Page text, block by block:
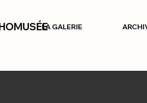
LA GALERIE